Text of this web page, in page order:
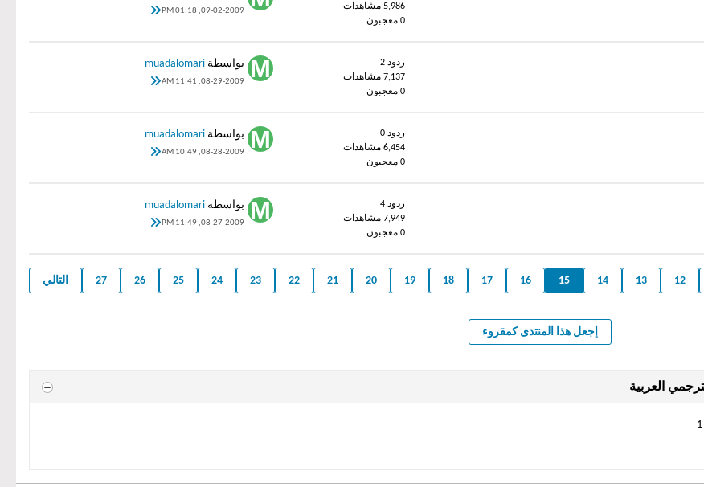
5,986 مشاهدات
0 معجبون
09-02-2009, 01:18 PM
ردود 2
7,137 مشاهدات
0 معجبون
بواسطة muadalomari
08-29-2009, 11:41 AM
ردود 0
6,454 مشاهدات
0 معجبون
بواسطة muadalomari
08-28-2009, 10:49 AM
ردود 4
7,949 مشاهدات
0 معجبون
بواسطة muadalomari
08-27-2009, 11:49 PM
12
13
14
15
16
17
18
19
20
21
22
23
24
25
26
27 التالي
إجعل هذا المنتدى كمقروء